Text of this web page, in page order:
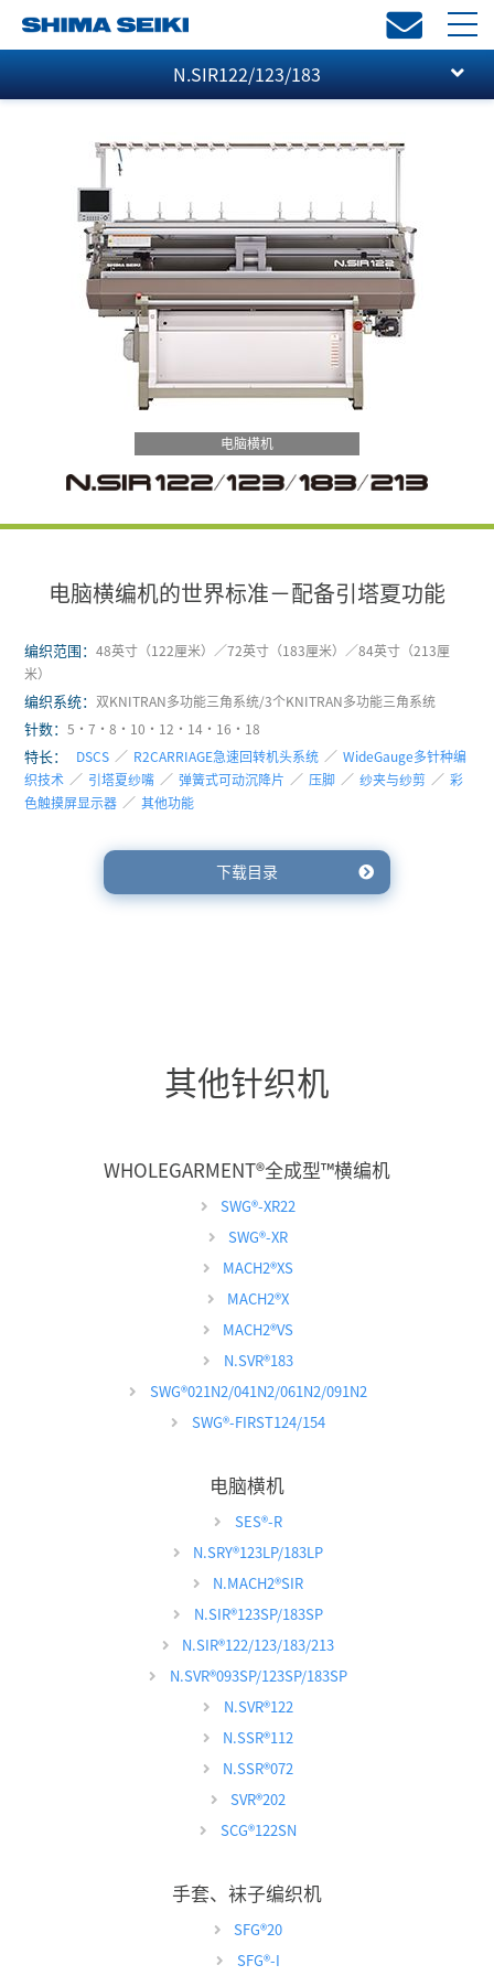
N.SIR122/123/183
电脑横机
电脑横编机的世界标准－配备引塔夏功能
编织范围：48英寸（122厘米）／72英寸（183厘米）／84英寸（213厘
米）
编织系统： 双KNITRAN多功能三角系统/3个KNITRAN多功能三角系统
针数：5・7・8・10・12・14・16・18
特长： DSCS ／ R2CARRIAGE急速回转机头系统 ／ WideGauge多针种编
织技术 ／ 引塔夏纱嘴 ／ 弹簧式可动沉降片 ／ 压脚 ／ 纱夹与纱剪 ／ 彩
色触摸屏显示器 ／ 其他功能
下载目录
其他针织机
WHOLEGARMENT®全成型™横编机
SWG®-XR22
SWG®-XR
MACH2®XS
MACH2®X
MACH2®VS
N.SVR®183
SWG®021N2/041N2/061N2/091N2
SWG®-FIRST124/154
电脑横机
SES®-R
N.SRY®123LP/183LP
N.MACH2®SIR
N.SIR®123SP/183SP
N.SIR®122/123/183/213
N.SVR®093SP/123SP/183SP
N.SVR®122
N.SSR®112
N.SSR®072
SVR®202
SCG®122SN
手套、袜子编织机
SFG®20
SFG®-I